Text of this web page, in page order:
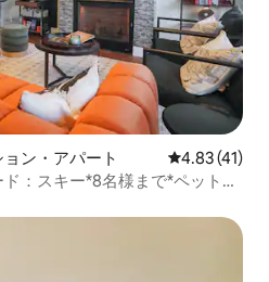
ン・アパート レビュー41
4.83 (41)
：スキー*8名様まで*ペット
。